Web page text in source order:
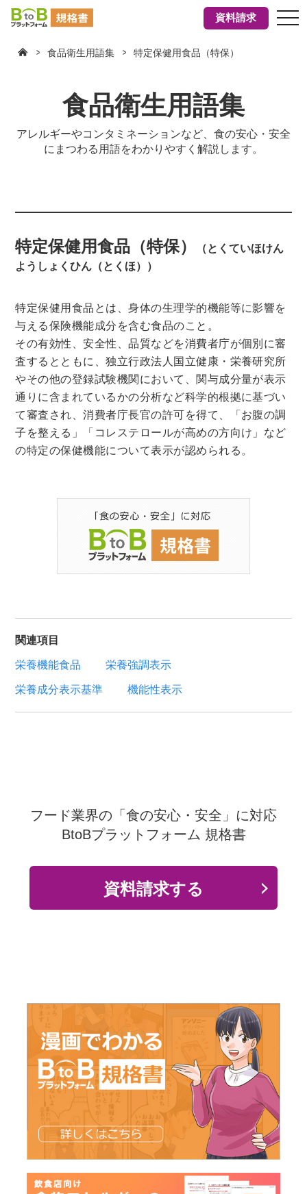
資料請求
食品衛生用語集 特定保健用食品（特保）
食品衛生用語集
アレルギーやコンタミネーションなど、食の安心・安全
にまつわる用語をわかりやすく解説します。
特定保健用食品（特保）
（とくていほけん
ようしょくひん（とくほ））
特定保健用食品とは、身体の生理学的機能等に影響を
与える保険機能成分を含む食品のこと。
その有効性、安全性、品質などを消費者庁が個別に審
査するとともに、独立行政法人国立健康・栄養研究所
やその他の登録試験機関において、関与成分量が表示
通りに含まれているかの分析など科学的根拠に基づい
て審査され、消費者庁長官の許可を得て、「お腹の調
子を整える」「コレステロールが高めの方向け」など
の特定の保健機能について表示が認められる。
関連項目
栄養機能食品 栄養強調表示
栄養成分表示基準 機能性表示
フード業界の「食の安心・安全」に対応
BtoBプラットフォーム 規格書
資料請求する